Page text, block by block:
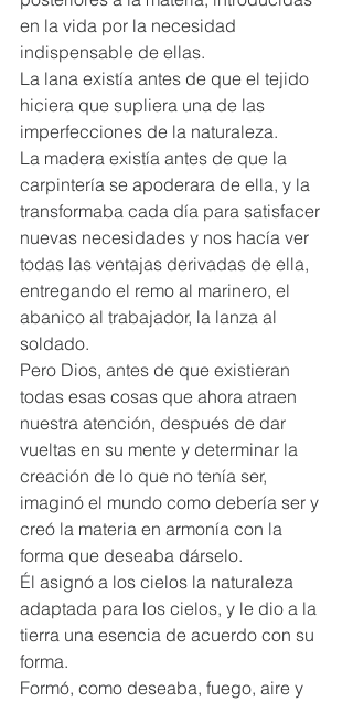
en la vida por la necesidad
indispensable de ellas.
La lana existía antes de que el tejido
hiciera que supliera una de las
imperfecciones de la naturaleza.
La madera existía antes de que la
carpintería se apoderara de ella, y la
transformaba cada día para satisfacer
nuevas necesidades y nos hacía ver
todas las ventajas derivadas de ella,
entregando el remo al marinero, el
abanico al trabajador, la lanza al
soldado.
Pero Dios, antes de que existieran
todas esas cosas que ahora atraen
nuestra atención, después de dar
vueltas en su mente y determinar la
creación de lo que no tenía ser,
imaginó el mundo como debería ser y
creó la materia en armonía con la
forma que deseaba dárselo.
Él asignó a los cielos la naturaleza
adaptada para los cielos, y le dio a la
tierra una esencia de acuerdo con su
forma.
Formó, como deseaba, fuego, aire y